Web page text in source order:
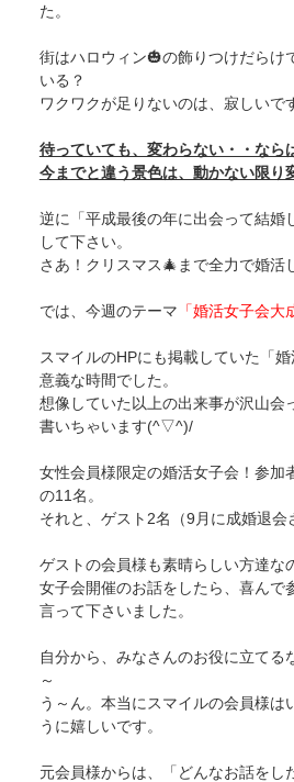
た。
街はハロウィン🎃の飾りつけだらけ
いる？
ワクワクが足りないのは、寂しいで
待っていても、変わらない・・なら
今までと違う景色は、動かない限り
逆に「平成最後の年に出会って結婚
して下さい。
さあ！クリスマス🎄まで全力で婚活
では、今週のテーマ 「婚活女子会大
スマイルのHPにも掲載していた「
意義な時間でした。
想像していた以上の出来事が沢山会
書いちゃいます(^▽^)/
女性会員様限定の婚活女子会！参加
の11名。
それと、ゲスト2名（9月に成婚退会
ゲストの会員様も素晴らしい方達な
女子会開催のお話をしたら、喜んで
言って下さいました。
自分から、みなさんのお役に立てる
～
う～ん。本当にスマイルの会員様は
うに嬉しいです。
元会員様からは、「どんなお話をし